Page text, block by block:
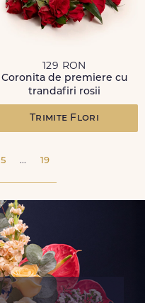
129 RON
Coronita de premiere cu
trandafiri rosii
Trimite Flori
5 ... 19